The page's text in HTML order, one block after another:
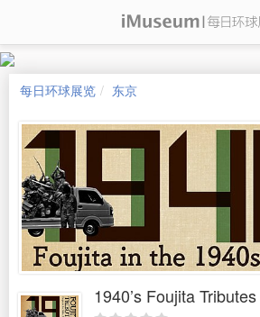
每日环球展览 东京
1940’s Foujita Tributes